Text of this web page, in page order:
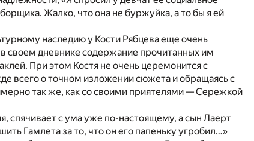
Жалко, что она не буржуйка, а то бы я ей
наследию у Кости Рябцева еще очень
своем дневнике содержание прочитанных им
При этом Костя не очень церемонится с
всего о точном изложении сюжета и обращаясь с
так же, как со своими приятелями — Сережкой
спячивает с ума уже по-настоящему, а сын Лаерт
Гамлета за то, что он его папеньку угробил…»